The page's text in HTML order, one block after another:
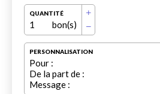
QUANTITÉ
1 bon(s)
PERSONNALISATION
Pour :
De la part de :
Message :